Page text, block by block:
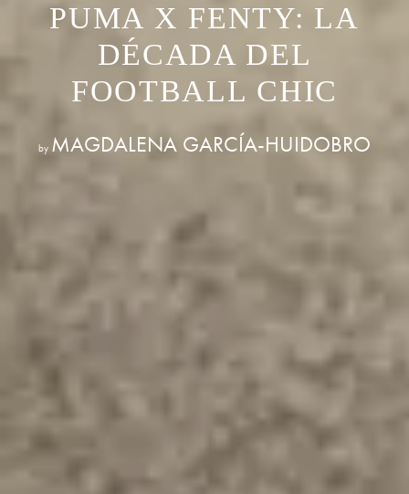
PUMA X FENTY: LA
DÉCADA DEL
FOOTBALL CHIC
by MAGDALENA GARCÍA-HUIDOBRO